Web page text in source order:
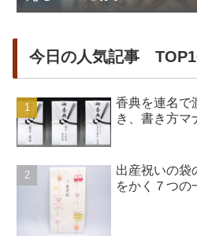
今日の人気記事
香典を連名で
き、書き方マ
出産祝いの袋
をかく７つの